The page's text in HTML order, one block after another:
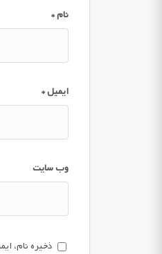
نام*
ایمیل*
وب‌ سایت
ذخیره نام،